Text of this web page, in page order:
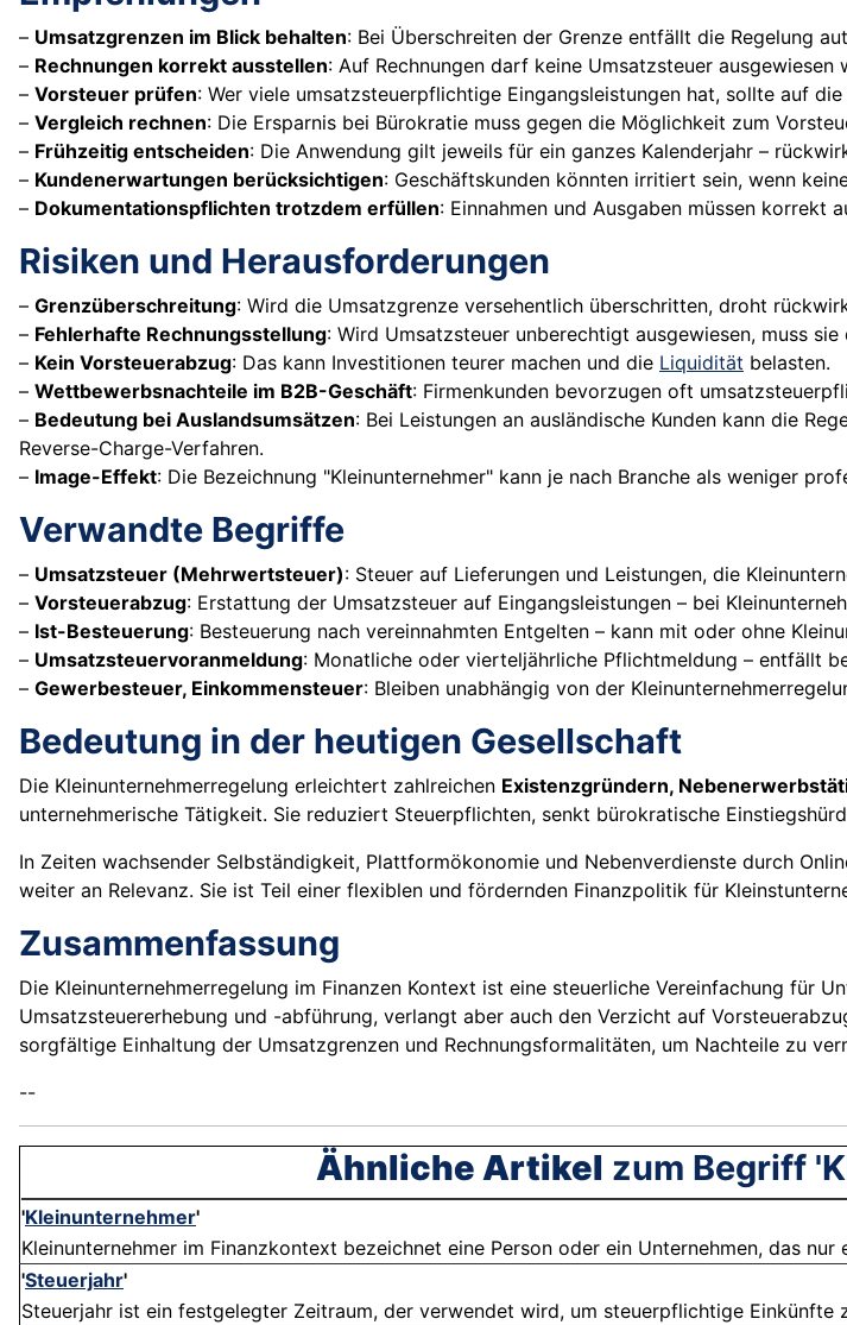
– Umsatzgrenzen im Blick behalten: Bei Überschreiten der Grenze entfällt die Regelung
– Rechnungen korrekt ausstellen: Auf Rechnungen darf keine Umsatzsteuer
– Vorsteuer prüfen: Wer viele umsatzsteuerpflichtige Eingangsleistungen hat, sollte auf
– Vergleich rechnen: Die Ersparnis bei Bürokratie muss gegen die Möglichkeit zum
– Frühzeitig entscheiden: Die Anwendung gilt jeweils für ein ganzes Kalenderjahr –
– Kundenerwartungen berücksichtigen: Geschäftskunden könnten irritiert sein, wenn
– Dokumentationspflichten trotzdem erfüllen: Einnahmen und Ausgaben müssen korrekt
Risiken und Herausforderungen
– Grenzüberschreitung: Wird die Umsatzgrenze versehentlich überschritten, droht
– Fehlerhafte Rechnungsstellung: Wird Umsatzsteuer unberechtigt ausgewiesen, muss
– Kein Vorsteuerabzug: Das kann Investitionen teurer machen und die Liquidität belasten.
– Wettbewerbsnachteile im B2B-Geschäft: Firmenkunden bevorzugen oft
– Bedeutung bei Auslandsumsätzen: Bei Leistungen an ausländische Kunden kann die
Reverse-Charge-Verfahren.
– Image-Effekt: Die Bezeichnung "Kleinunternehmer" kann je nach Branche als weniger
Verwandte Begriffe
– Umsatzsteuer (Mehrwertsteuer): Steuer auf Lieferungen und Leistungen, die
– Vorsteuerabzug: Erstattung der Umsatzsteuer auf Eingangsleistungen – bei
– Ist-Besteuerung: Besteuerung nach vereinnahmten Entgelten – kann mit oder ohne
– Umsatzsteuervoranmeldung: Monatliche oder vierteljährliche Pflichtmeldung – entfällt
– Gewerbesteuer, Einkommensteuer: Bleiben unabhängig von der
Bedeutung in der heutigen Gesellschaft
Die Kleinunternehmerregelung erleichtert zahlreichen Existenzgründern,
unternehmerische Tätigkeit. Sie reduziert Steuerpflichten, senkt bürokratische
In Zeiten wachsender Selbständigkeit, Plattformökonomie und Nebenverdienste durch
weiter an Relevanz. Sie ist Teil einer flexiblen und fördernden Finanzpolitik für
Zusammenfassung
Die Kleinunternehmerregelung im Finanzen Kontext ist eine steuerliche Vereinfachung für
Umsatzsteuererhebung und -abführung, verlangt aber auch den Verzicht auf
sorgfältige Einhaltung der Umsatzgrenzen und Rechnungsformalitäten, um Nachteile zu
--
Ähnliche Artikel zum Begriff
'Kleinunternehmer'
Kleinunternehmer im Finanzkontext bezeichnet eine Person oder ein Unternehmen, das nur
'Steuerjahr'
Steuerjahr ist ein festgelegter Zeitraum, der verwendet wird, um steuerpflichtige Einkünfte